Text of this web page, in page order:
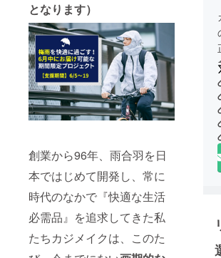
となります）
創業から96年、雨合羽を日
本ではじめて開発し、常に
時代のなかで『快適な生活
必需品』を追求してきた私
たちカジメイクは、このた